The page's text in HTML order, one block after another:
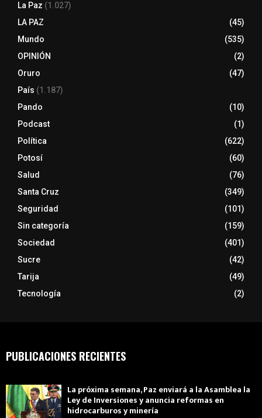
La Paz (1.027)
LA PAZ
(45)
Mundo
(535)
OPINIÓN
(2)
Oruro
(47)
País (1.187)
Pando
(10)
Podcast
(1)
Política
(622)
Potosí
(60)
Salud
(76)
Santa Cruz
(349)
Seguridad
(101)
Sin categoría
(159)
Sociedad
(401)
Sucre
(42)
Tarija
(49)
Tecnología
(2)
PUBLICACIONES RECIENTES
La próxima semana, Paz enviará a la Asamblea la
Ley de Inversiones y anuncia reformas en
hidrocarburos y minería